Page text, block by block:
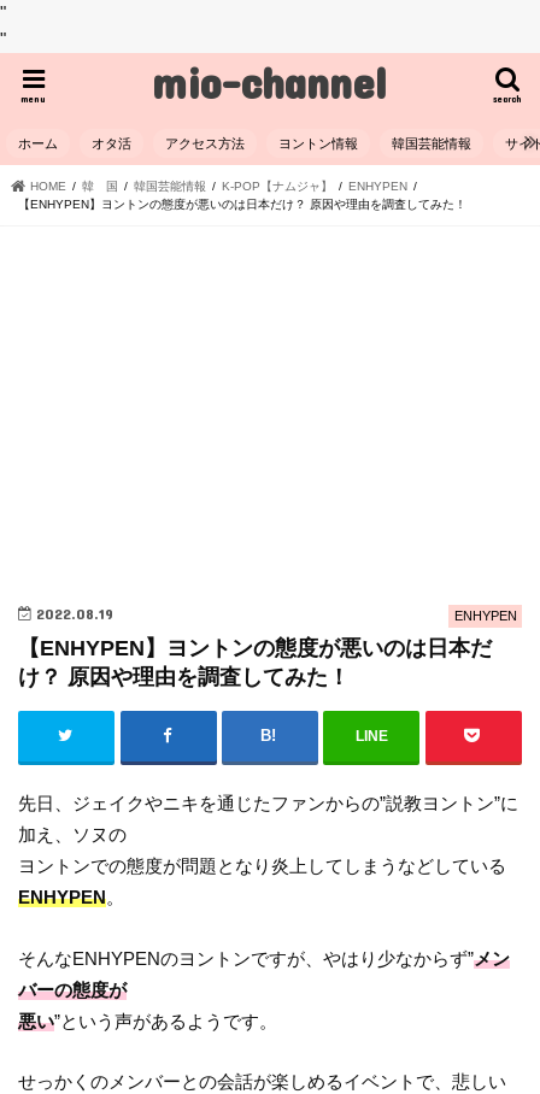
"
"
mio-channel search
menu
ホーム オタ活 アクセス方法 ヨントン情報 韓国芸能情報 サイ
HOME 韓 国 韓国芸能情報 K-POP【ナムジャ】
ENHYPEN
【ENHYPEN】ヨントンの態度が悪いのは日本だけ？ 原因や理由を調査してみた！
ENHYPEN
2022.08.19
【ENHYPEN】ヨントンの態度が悪いのは日本だ
け？ 原因や理由を調査してみた！
LINE
先日、ジェイクやニキを通じたファンからの”説教ヨントン”に
加え、ソヌの
ヨントンでの態度が問題となり炎上してしまうなどしている
ENHYPEN。
そんなENHYPENのヨントンですが、やはり少なからず”メン
バーの態度が
悪い”という声があるようです。
せっかくのメンバーとの会話が楽しめるイベントで、悲しい